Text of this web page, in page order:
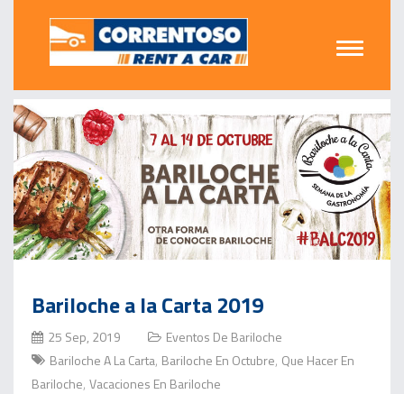
Bariloche a la Carta 2019
25 Sep, 2019
Eventos De Bariloche
Bariloche A La Carta, Bariloche En Octubre, Que Hacer En
Bariloche, Vacaciones En Bariloche